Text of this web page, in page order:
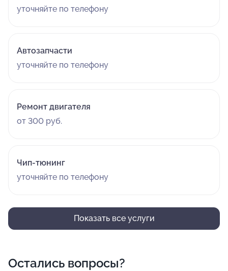
уточняйте по телефону
Автозапчасти
уточняйте по телефону
Ремонт двигателя
от 300 руб.
Чип-тюнинг
уточняйте по телефону
Показать все услуги
Остались вопросы?